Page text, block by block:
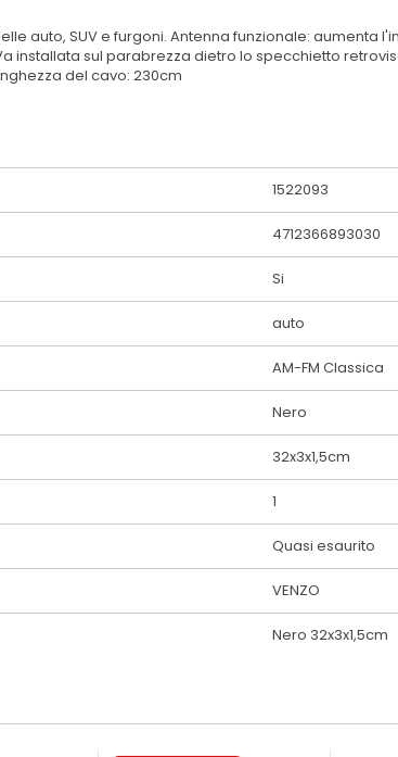
auto, SUV e furgoni. Antenna funzionale: aumenta
installata sul parabrezza dietro lo specchietto
del cavo: 230cm
1522093
4712366893030
Si
auto
AM-FM Classica
Nero
32x3x1,5cm
1
Quasi esaurito
VENZO
Nero 32x3x1,5cm